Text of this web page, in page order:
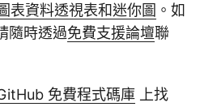
表資料透視表和迷你圖 。如
隨時透過免費支援論壇聯
免費程式碼庫 上找